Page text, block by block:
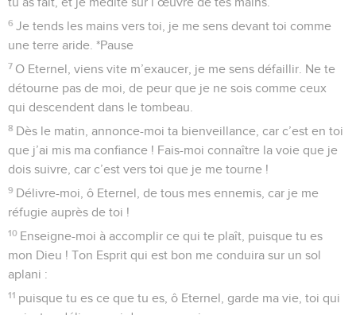
6 Je tends les mains vers toi, je me sens devant toi comme
une terre aride. *Pause
7 O Eternel, viens vite m’exaucer, je me sens défaillir. Ne te
détourne pas de moi, de peur que je ne sois comme ceux
qui descendent dans le tombeau.
8 Dès le matin, annonce-moi ta bienveillance, car c’est en toi
que j’ai mis ma confiance ! Fais-moi connaître la voie que je
dois suivre, car c’est vers toi que je me tourne !
9 Délivre-moi, ô Eternel, de tous mes ennemis, car je me
réfugie auprès de toi !
10 Enseigne-moi à accomplir ce qui te plaît, puisque tu es
mon Dieu ! Ton Esprit qui est bon me conduira sur un sol
aplani :
11 puisque tu es ce que tu es, ô Eternel, garde ma vie, toi qui